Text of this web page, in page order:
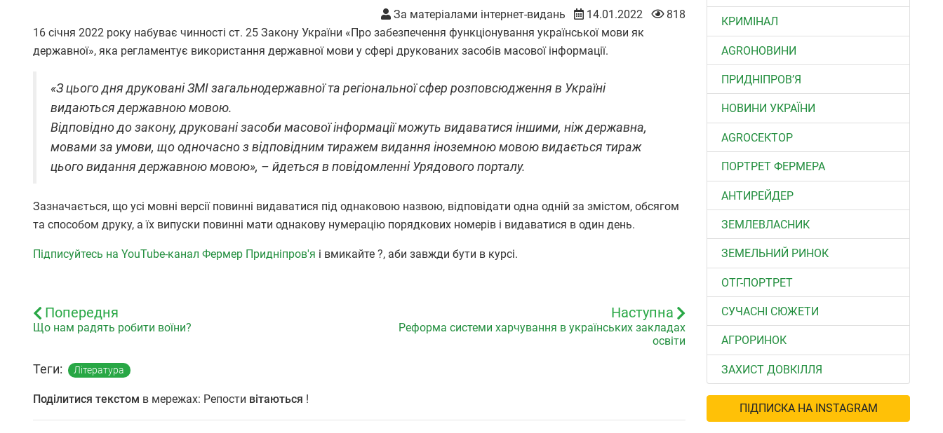
За матеріалами інтернет-видань 14.01.2022
818
16 січня 2022 року набуває чинності ст. 25 Закону України «Про забезпечення функціонування української мови як
державної», яка регламентує використання державної мови у сфері друкованих засобів масової інформації.
«З цього дня друковані ЗМІ загальнодержавної та регіональної сфер розповсюдження в Україні
видаються державною мовою.
Відповідно до закону, друковані засоби масової інформації можуть видаватися іншими, ніж державна,
мовами за умови, що одночасно з відповідним тиражем видання іноземною мовою видається тираж
цього видання державною мовою», – йдеться в повідомленні Урядового порталу.
Зазначається, що усі мовні версії повинні видаватися під однаковою назвою, відповідати одна одній за змістом, обсягом
та способом друку, а їх випуски повинні мати однакову нумерацію порядкових номерів і видаватися в один день.
Підписуйтесь на YouTube-канал Фермер Придніпров'я і вмикайте ?, аби завжди бути в курсі.
Попередня
Що нам радять робити воїни?
Наступна
Реформа системи харчування в українських закладах
освіти
Теги: Література
Поділитися текстом в мережах: Репости вітаються !
КРИМІНАЛ
AGROНОВИНИ
ПРИДНІПРОВ’Я
НОВИНИ УКРАЇНИ
АGROСЕКТОР
ПОРТРЕТ ФЕРМЕРА
АНТИРЕЙДЕР
ЗЕМЛЕВЛАСНИК
ЗЕМЕЛЬНИЙ РИНОК
ОТГ-ПОРТРЕТ
СУЧАСНІ СЮЖЕТИ
АГРОРИНОК
ЗАХИСТ ДОВКІЛЛЯ
ПІДПИСКА НА INSTAGRAM